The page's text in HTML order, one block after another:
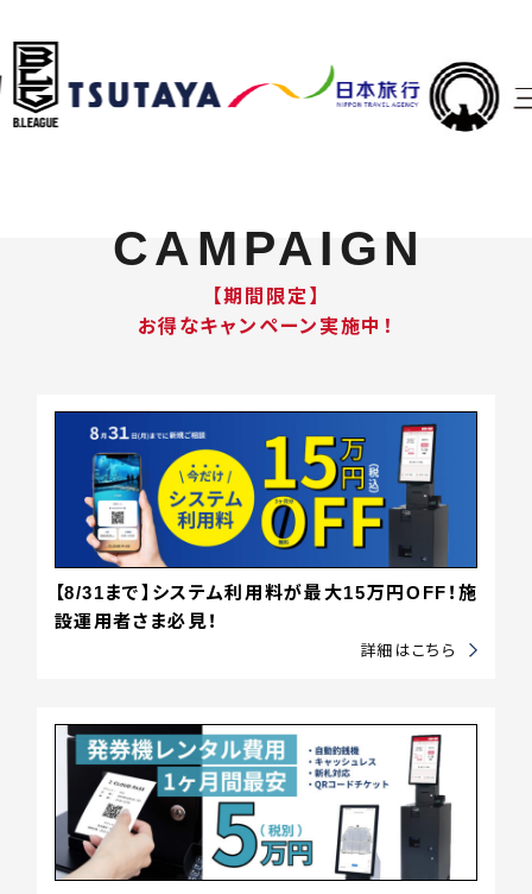
CAMPAIGN
【期間限定】
お得なキャンペーン実施中！
【8/31まで】システム利用料が最大15万円OFF！施
設運用者さま必見！
詳細はこちら